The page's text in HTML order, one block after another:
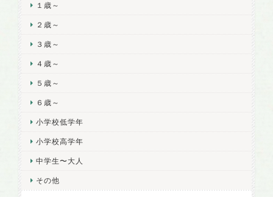
１歳～
２歳～
３歳～
４歳～
５歳～
６歳～
小学校低学年
小学校高学年
中学生〜大人
その他